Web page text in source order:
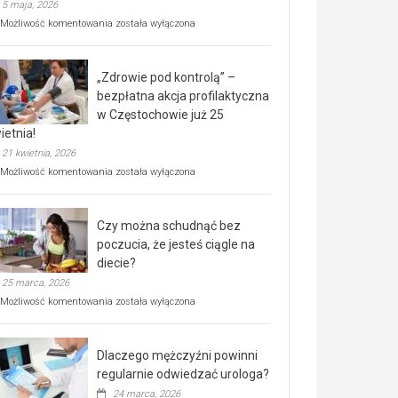
5 maja, 2026
Możliwość komentowania Rusza
rehabilitacji
dla
seniorów!
została wyłączona
„Zdrowie pod kontrolą” –
bezpłatna akcja profilaktyczna
w Częstochowie już 25
21 kwietnia, 2026
Możliwość komentowania „Zdrowie
bezpłatna
akcja
profilaktyczna
w
już
kwietnia!
została wyłączona
Czy można schudnąć bez
poczucia, że jesteś ciągle na
diecie?
25 marca, 2026
Możliwość komentowania Czy
poczucia,
że
została wyłączona
Dlaczego mężczyźni powinni
regularnie odwiedzać urologa?
24 marca, 2026